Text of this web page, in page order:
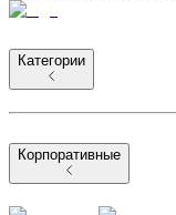
Категории
Корпоративные